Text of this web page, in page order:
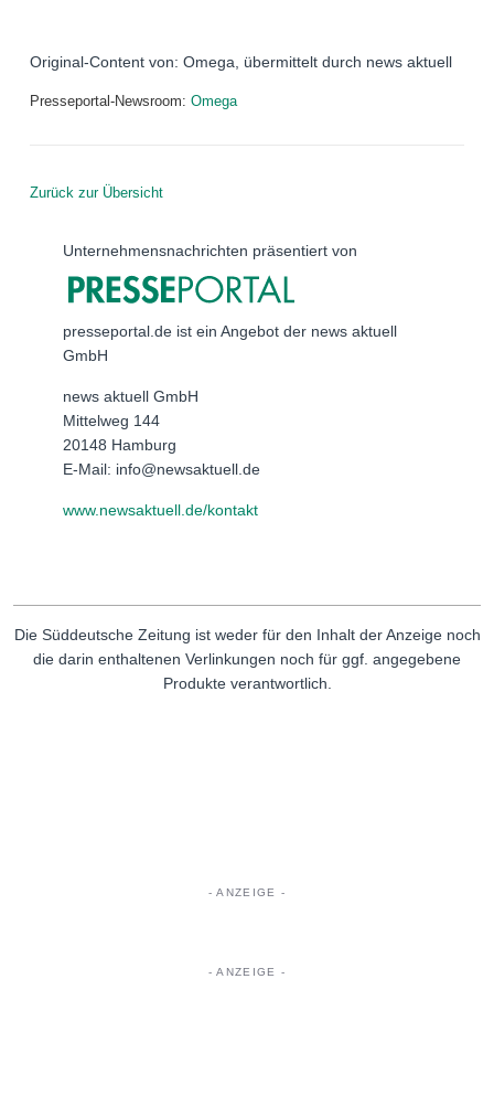
Original-Content von: Omega, übermittelt durch news aktuell
Presseportal-Newsroom: Omega
Zurück zur Übersicht
Unternehmensnachrichten präsentiert von
presseportal.de ist ein Angebot der news aktuell
GmbH
news aktuell GmbH
Mittelweg 144
20148 Hamburg
E-Mail: info@newsaktuell.de
www.newsaktuell.de/kontakt
Die Süddeutsche Zeitung ist weder für den Inhalt der Anzeige noch
die darin enthaltenen Verlinkungen noch für ggf. angegebene
Produkte verantwortlich.